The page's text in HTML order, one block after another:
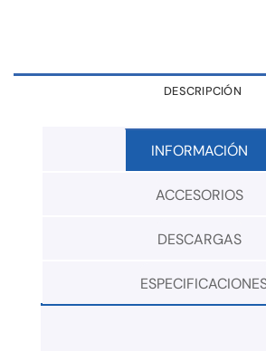
DESCRIPCIÓN
INFORMACIÓN
ACCESORIOS
DESCARGAS